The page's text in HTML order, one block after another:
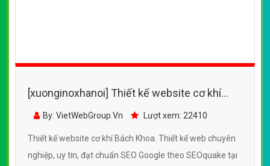
[xuonginoxhanoi] Thiết kế website cơ khí
Bách Khoa đẹp, chuyên nghiệp chuẩn SEO
By: VietWebGroup.Vn Lượt xem: 22410
Thiết kế website cơ khí Bách Khoa. Thiết kế web chuyên
nghiệp, uy tín, đạt chuẩn SEO Google theo SEOquake tại